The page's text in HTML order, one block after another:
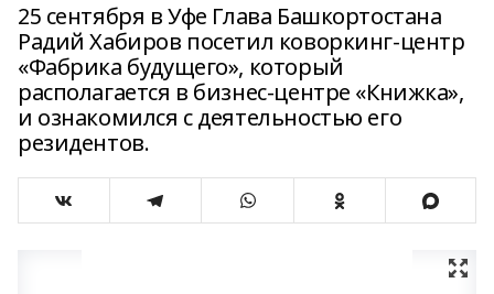
25 сентября в Уфе Глава Башкортостана
Радий Хабиров посетил коворкинг-центр
«Фабрика будущего», который
располагается в бизнес-центре «Книжка»,
и ознакомился с деятельностью его
резидентов.